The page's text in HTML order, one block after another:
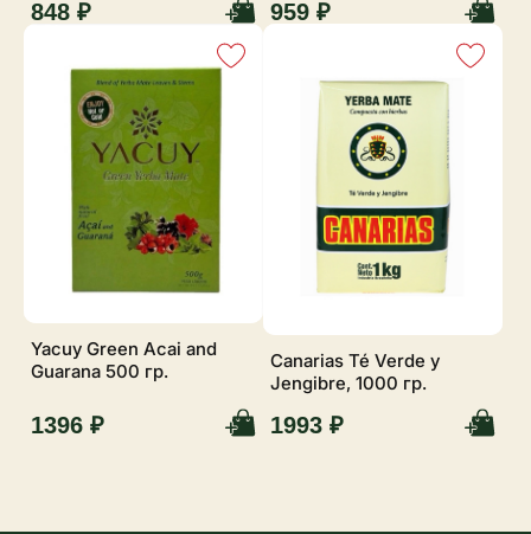
848 ₽ 959 ₽
Yacuy Green Acai and
Guarana 500 гр.
1396 ₽
Canarias Té Verde y
Jengibre, 1000 гр.
1993 ₽